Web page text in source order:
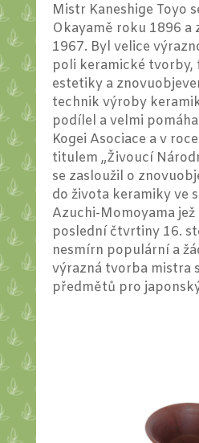
Mistr Kaneshige Toyo
Okayamě roku 1896 a
1967. Byl velice
poli keramické tvorby,
estetiky a
technik výroby
podílel a velmi
Kogei Asociace a v
titulem „Živoucí
se zasloužil o
do života keramiky ve
Azuchi-Momoyama jež
poslední čtvrtiny 16.
nesmírn populární a
výrazná tvorba mistra
předmětů pro